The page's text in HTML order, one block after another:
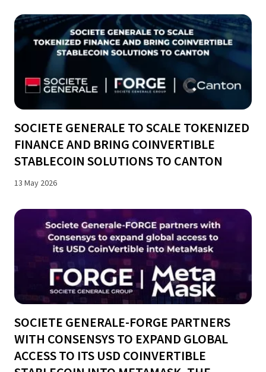
SOCIETE GENERALE TO SCALE TOKENIZED
FINANCE AND BRING COINVERTIBLE
STABLECOIN SOLUTIONS TO CANTON
13 May 2026
SOCIETE GENERALE-FORGE PARTNERS
WITH CONSENSYS TO EXPAND GLOBAL
ACCESS TO ITS USD COINVERTIBLE